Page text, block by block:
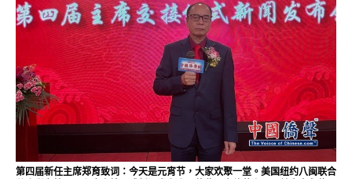
第四届新任主席郑育致词：今天是元宵节，大家欢聚一堂。美国纽约八闽联合